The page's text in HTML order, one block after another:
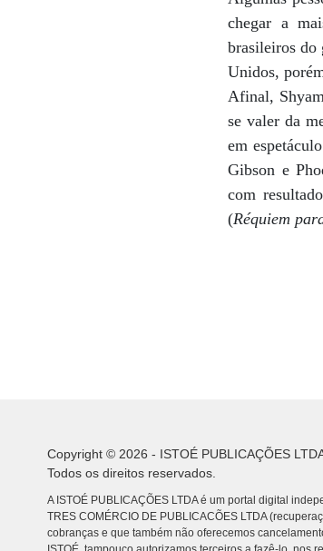
chegar a
brasileiros do
Unidos,
Afinal,
se valer da
em
Gibson e
com
(Réquiem
Copyright © 2026 - ISTOÉ PUBLICAÇÕES
Todos os direitos reservados.
A ISTOÉ PUBLICAÇÕES LTDA é um portal digital
TRES COMÉRCIO DE PUBLICACÕES LTDA
cobranças e que também não oferecemos